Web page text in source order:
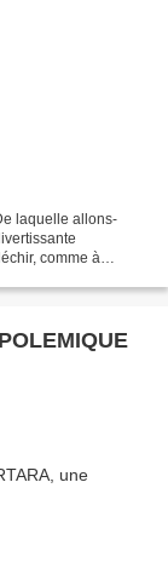
laquelle allons-
comme à